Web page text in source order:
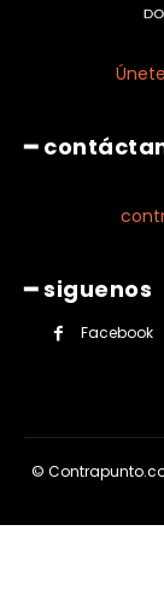
━
━ siguenos
Facebook
©